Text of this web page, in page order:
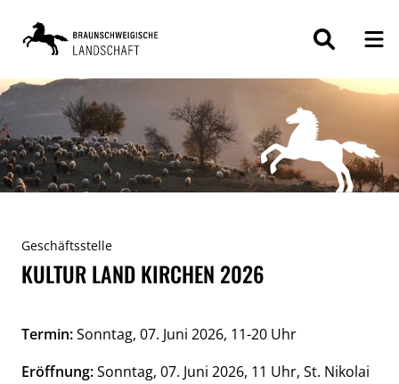
ZUM
INHALT
Geschäftsstelle
KULTUR LAND KIRCHEN 2026
Termin:Sonntag, 07. Juni 2026, 11-20 Uhr
Eröffnung:Sonntag, 07. Juni 2026, 11 Uhr, St. Nikolai